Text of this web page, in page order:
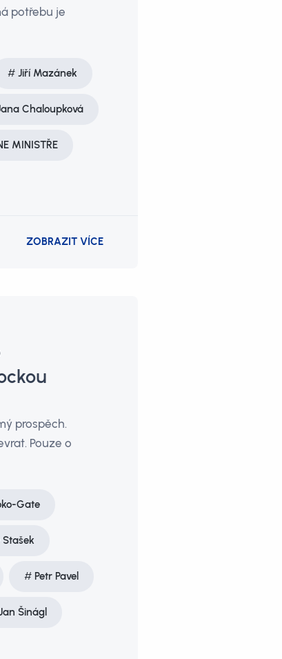
potřebu je
Jiří Mazánek
Chaloupková
MINISTŘE
ZOBRAZIT VÍCE
prospěch.
Pouze o
Gate
Petr Pavel
Šinágl